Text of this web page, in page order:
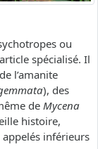
ou
spécialisé. Il
l’amanite
), des
de Mycena
histoire,
inférieurs